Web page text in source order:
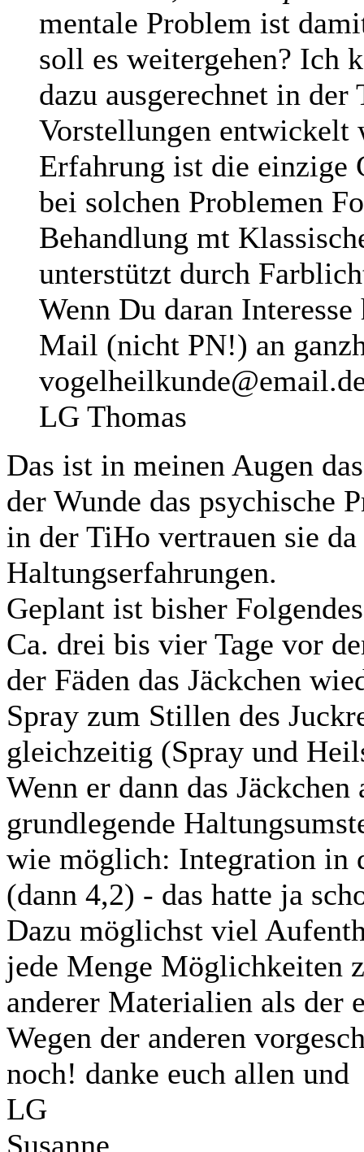
mentale Problem ist
soll es weitergehen? Ich
dazu ausgerechnet in
Vorstellungen entwickelt
Erfahrung ist die
bei solchen Problemen
Behandlung mt
unterstützt durch
Wenn Du daran
Mail (nicht PN!) an
LG Thomas
Das ist in meinen Augen
der Wunde das psychische
in der TiHo vertrauen sie da
Haltungserfahrungen.
Geplant ist bisher
Ca. drei bis vier Tage vor
der Fäden das Jäckchen
Spray zum Stillen des
gleichzeitig (Spray und
Wenn er dann das
grundlegende
wie möglich: Integration in
(dann 4,2) - das hatte ja
Dazu möglichst viel
jede Menge Möglichkeiten
anderer Materialien als der
Wegen der anderen
noch! danke euch allen und
LG
Susanne